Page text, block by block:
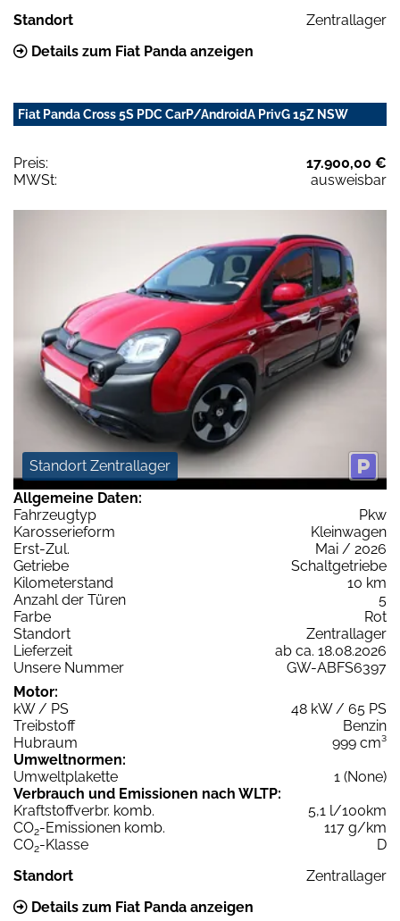
Standort
Zentrallager
Details zum Fiat Panda anzeigen
Fiat Panda Cross 5S PDC CarP/AndroidA PrivG 15Z NSW
Preis:
17.900,00 €
MWSt:
ausweisbar
Standort Zentrallager
Allgemeine Daten:
Fahrzeugtyp
Pkw
Karosserieform
Kleinwagen
Erst-Zul.
Mai / 2026
Getriebe
Schaltgetriebe
Kilometerstand
10 km
Anzahl der Türen
5
Farbe
Rot
Standort
Zentrallager
Lieferzeit
ab ca. 18.08.2026
Unsere Nummer
GW-ABFS6397
Motor:
kW / PS
48 kW / 65 PS
Treibstoff
Benzin
Hubraum
999 cm³
Umweltnormen:
Umweltplakette
1 (None)
Verbrauch und Emissionen nach WLTP:
Kraftstoffverbr. komb.
5,1 l/100km
CO2-Emissionen komb.
117 g/km
CO2-Klasse
D
Standort
Zentrallager
Details zum Fiat Panda anzeigen